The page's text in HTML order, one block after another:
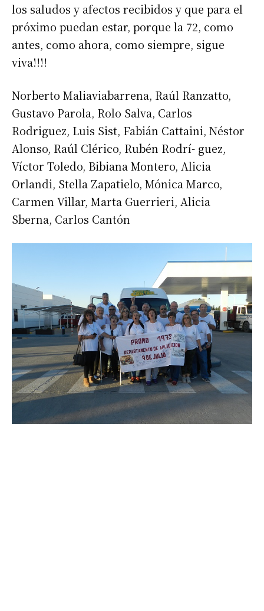
los saludos y afectos recibidos y que para el
próximo puedan estar, porque la 72, como
antes, como ahora, como siempre, sigue
viva!!!!
Norberto Maliaviabarrena, Raúl Ranzatto,
Gustavo Parola, Rolo Salva, Carlos
Rodriguez, Luis Sist, Fabián Cattaini, Néstor
Alonso, Raúl Clérico, Rubén Rodrí- guez,
Víctor Toledo, Bibiana Montero, Alicia
Orlandi, Stella Zapatielo, Mónica Marco,
Carmen Villar, Marta Guerrieri, Alicia
Sberna, Carlos Cantón